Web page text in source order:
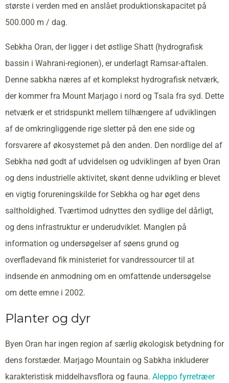
største i verden med en anslået produktionskapacitet på
500.000 m / dag.
Sebkha Oran, der ligger i det østlige Shatt (hydrografisk
bassin i Wahrani-regionen), er underlagt Ramsar-aftalen.
Denne sabkha næres af et komplekst hydrografisk netværk,
der kommer fra Mount Marjago i nord og Tsala fra syd. Dette
netværk er et stridspunkt mellem tilhængere af udviklingen
af de omkringliggende rige sletter på den ene side og
forsvarere af økosystemet på den anden. Den nordlige del af
Sebkha nød godt af udvidelsen og udviklingen af byen Oran
og dens industrielle aktivitet, skønt denne udvikling er blevet
en vigtig forureningskilde for Sebkha og har øget dens
saltholdighed. Tværtimod udnyttes den sydlige del dårligt,
og dens infrastruktur er underudviklet. Manglen på
information og undersøgelser af søens grund og
overfladevand fik ministeriet for vandressourcer til at
indsende en anmodning om en omfattende undersøgelse
om dette emne i 2002.
Planter og dyr
Byen Oran har ingen region af særlig økologisk betydning for
dens forstæder. Marjago Mountain og Sabkha inkluderer
karakteristisk middelhavsflora og fauna. Aleppo fyrretræer